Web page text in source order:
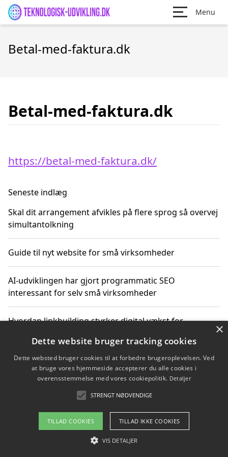
Menu
Betal-med-faktura.dk
Betal-med-faktura.dk
https://betal-med-faktura.dk/
Seneste indlæg
Skal dit arrangement afvikles på flere sprog så overvej
simultantolkning
Guide til nyt website for små virksomheder
AI-udviklingen har gjort programmatic SEO
interessant for selv små virksomheder
Hvordan linkbuilding styrker digital vækst for
Sådan har udviklingen inden for genbrug af elektronik
ændret sig
Copyright 2026 - Pilanto Aps
Om / kontakt
×
Dette website bruger tracking cookies
Dette websted bruger cookies til at forbedre brugeroplevelsen. Ved
at bruge vores hjemmeside accepterer du alle cookies i
overensstemmelse med vores cookiepolitik. Detaljer
STRENGT NØDVENDIGE
TILLAD COOKIES TILLAD IKKE COOKIES
VIS DETALJER